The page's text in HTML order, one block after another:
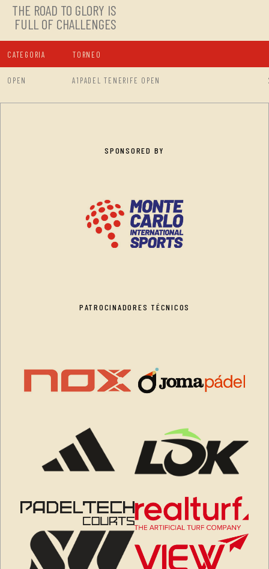
THE ROAD TO GLORY IS
FULL OF CHALLENGES
CATEGORIA TORNEO
OPEN A1PADEL TENERIFE OPEN
SPONSORED BY
PATROCINADORES TÉCNICOS